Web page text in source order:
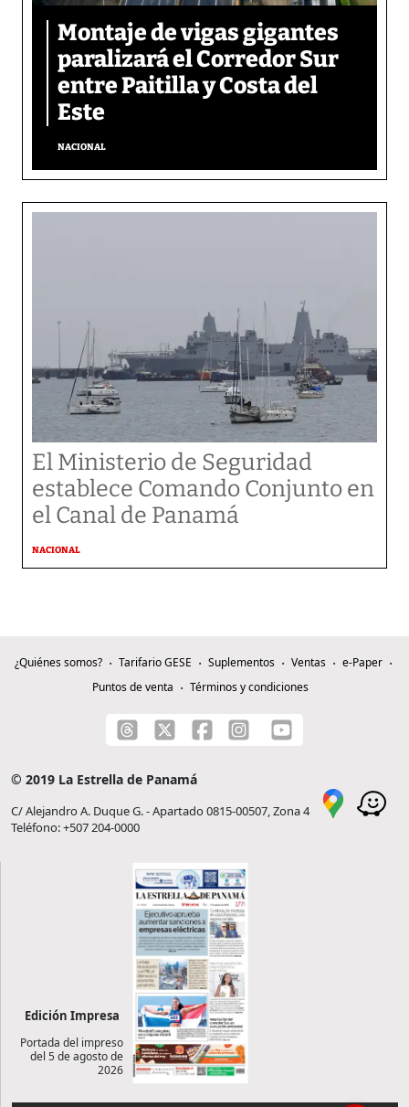
Montaje de vigas gigantes
paralizará el Corredor Sur
entre Paitilla y Costa del
Este
NACIONAL
El Ministerio de Seguridad
establece Comando Conjunto en
el Canal de Panamá
NACIONAL
¿Quiénes somos? Tarifario GESE Suplementos Ventas
e-Paper
Puntos de venta
Términos y condiciones
© 2019 La Estrella de Panamá
C/ Alejandro A. Duque G. - Apartado 0815-00507, Zona 4
Teléfono: +507 204-0000
Edición Impresa
Portada del impreso
del 5 de agosto de
2026